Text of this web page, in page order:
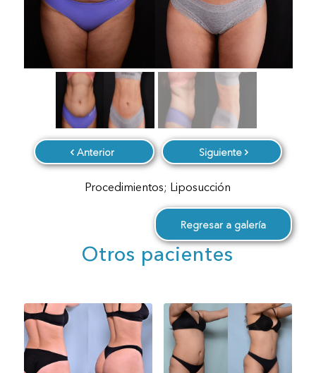
Anterior Siguiente
Procedimientos; Liposucción
Regresar a galería
Otros pacientes